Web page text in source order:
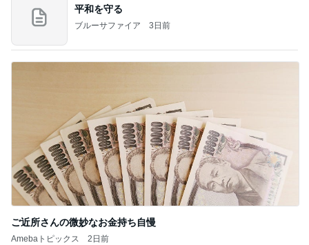
平和を守る
ブルーサファイア 3日前
ご近所さんの微妙なお金持ち自慢
Amebaトピックス 2日前